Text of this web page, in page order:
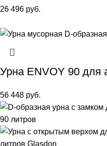
26 496 руб.
Урна ENVOY 90 для
56 448 руб.